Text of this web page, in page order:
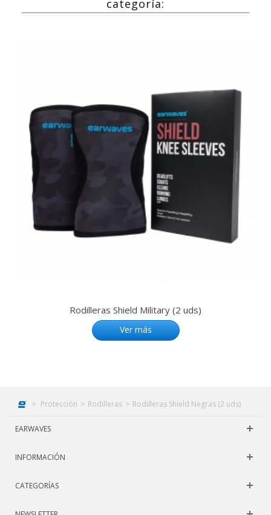
categoría:
Rodilleras Shield Military (2 uds)
Ver más
> Protección > Rodilleras > Rodilleras Shield Negras (2 uds)
EARWAVES
INFORMACIÓN
CATEGORÍAS